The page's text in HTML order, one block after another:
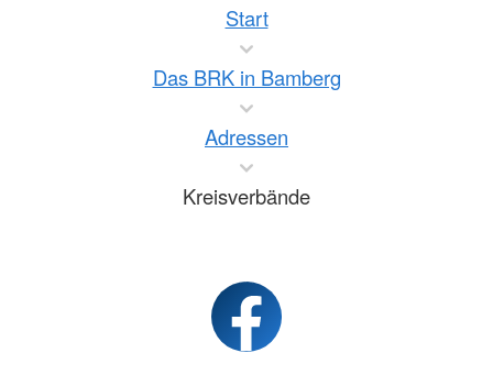
Start
Das BRK in Bamberg
Adressen
Kreisverbände